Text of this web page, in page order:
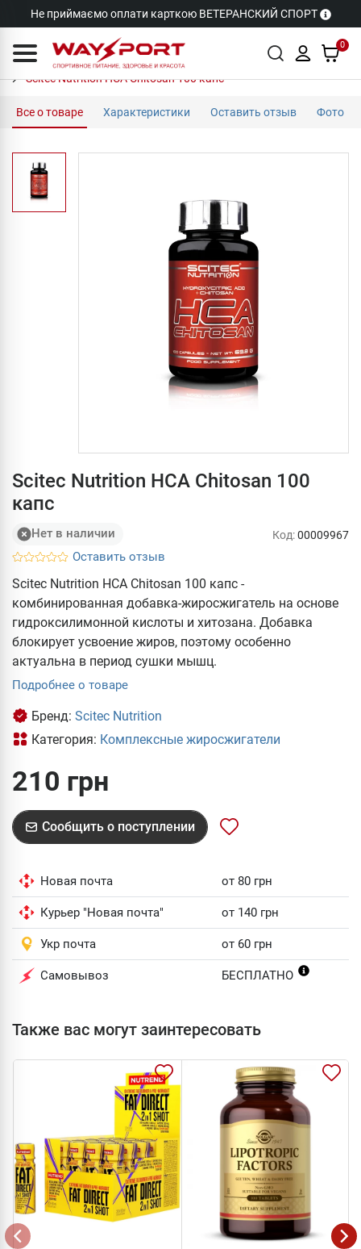
Не приймаємо оплати карткою ВЕТЕРАНСКИЙ СПОРТ
0
Scitec Nutrition HCA Chitosan 100 капс
Все о товаре Характеристики Оставить отзыв Фото
Scitec Nutrition HCA Chitosan 100
капс
Нет в наличии
Оставить отзыв
Код:00009967
Scitec Nutrition HCA Chitosan 100 капс -
комбинированная добавка-жиросжигатель на основе
гидроксилимонной кислоты и хитозана. Добавка
блокирует усвоение жиров, поэтому особенно
актуальна в период сушки мышц.
Подробнее о товаре
Бренд: Scitec Nutrition
Категория: Комплексные жиросжигатели
210 грн
Сообщить о поступлении
Новая почта от 80 грн
Курьер "Новая почта" от 140 грн
Укр почта от 60 грн
Самовывоз БЕСПЛАТНО
Также вас могут заинтересовать